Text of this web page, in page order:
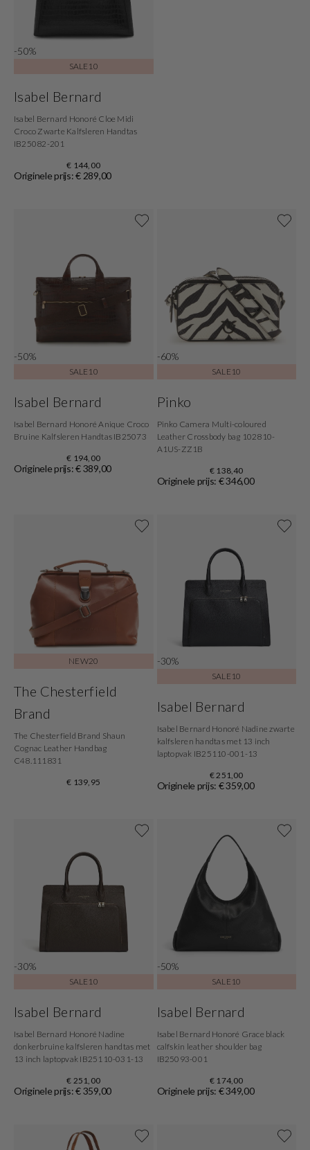
-50%
SALE10
Isabel Bernard
Isabel Bernard Honoré Cloe Midi
Croco Zwarte Kalfsleren Handtas
IB25082-201
€ 144,00
Originele prijs: € 289,00
-50%
SALE10
Isabel Bernard
Isabel Bernard Honoré Anique Croco
Bruine Kalfsleren Handtas IB25073
€ 194,00
Originele prijs: € 389,00
-60%
SALE10
Pinko
Pinko Camera Multi-coloured
Leather Crossbody bag 102810-
A1US-ZZ1B
€ 138,40
Originele prijs: € 346,00
NEW20
The Chesterfield
Brand
The Chesterfield Brand Shaun
Cognac Leather Handbag
C48.111831
€ 139,95
-30%
SALE10
Isabel Bernard
Isabel Bernard Honoré Nadine zwarte
kalfsleren handtas met 13 inch
laptopvak IB25110-001-13
€ 251,00
Originele prijs: € 359,00
-30%
SALE10
Isabel Bernard
Isabel Bernard Honoré Nadine
donkerbruine kalfsleren handtas met
13 inch laptopvak IB25110-031-13
€ 251,00
Originele prijs: € 359,00
-50%
SALE10
Isabel Bernard
Isabel Bernard Honoré Grace black
calfskin leather shoulder bag
IB25093-001
€ 174,00
Originele prijs: € 349,00